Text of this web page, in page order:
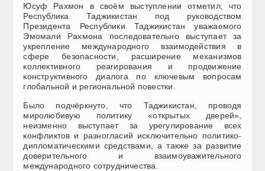
Юсуф Рахмон в своём выступлении отметил, что
Республика Таджикистан под руководством
Президента Республики Таджикистан уважаемого
Эмомали Рахмона последовательно выступает за
укрепление международного взаимодействия в
сфере безопасности, расширение механизмов
коллективного реагирования и продвижение
конструктивного диалога по ключевым вопросам
глобальной и региональной повестки.
Было подчёркнуто, что Таджикистан, проводя
миролюбивую политику «открытых дверей»,
неизменно выступает за урегулирование всех
конфликтов и разногласий исключительно политико-
дипломатическими средствами, а также за развитие
доверительного и взаимоуважительного
международного сотрудничества.